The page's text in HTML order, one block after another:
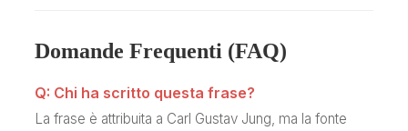
Domande Frequenti (FAQ)
Q: Chi ha scritto questa frase?
La frase è attribuita a Carl Gustav Jung, ma la fonte